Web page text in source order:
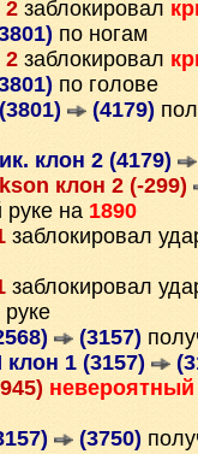
2 заблокировал
по ногам
2 заблокировал
по голове
(4179)
клон 2 (4179)
клон 2 (-299)
руке на 1890
заблокировал
заблокировал
(3157)
1 (3157)
невероятный
(3750)